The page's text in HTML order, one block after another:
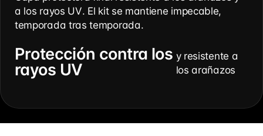
a los rayos UV. El kit se mantiene impecable,
temporada tras temporada.
Protección contra los
rayos UV
y resistente a
los arañazos